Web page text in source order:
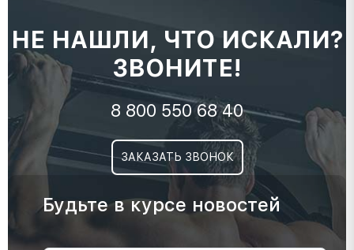
НЕ НАШЛИ, ЧТО ИСКАЛИ?
ЗВОНИТЕ!
8 800 550 68 40
ЗАКАЗАТЬ ЗВОНОК
Будьте в курсе новостей